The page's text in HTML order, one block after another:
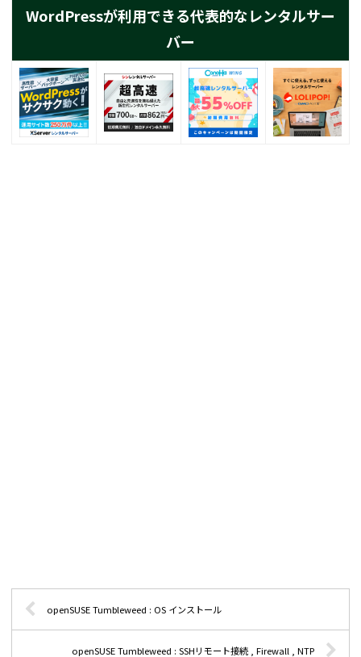
WordPressが利用できる代表的なレンタルサー
バー
openSUSE Tumbleweed : OS インストール
openSUSE Tumbleweed : SSHリモート接続 , Firewall , NTP